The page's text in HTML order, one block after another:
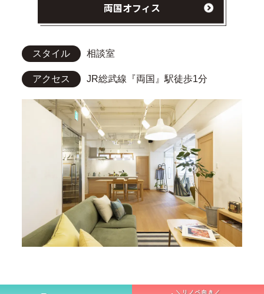
両国オフィス
スタイル 相談室
アクセス JR総武線『両国』駅徒歩1分